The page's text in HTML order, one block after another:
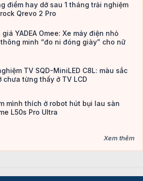
điểm hay dở sau 1 tháng trải nghiệm
Qrevo 2 Pro
YADEA Omee: Xe máy điện nhỏ
minh “đo ni đóng giày” cho nữ
TV SQD-MiniLED C8L: màu sắc
chưa từng thấy ở TV LCD
mình thích ở robot hút bụi lau sàn
L50s Pro Ultra
Xem thêm